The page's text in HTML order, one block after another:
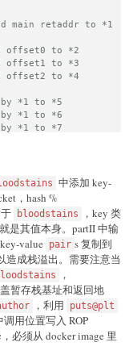
main retaddr to *1
offset0 to *2
offset1 to *3
offset2 to *4
*1 to *5
*1 to *6
*1 to *7
write *5 to *retaddr
ret;'
).__next__() -
# offset2
中添加 key-
，hash %
bloodstains
，key 类
是其值本身。partII 中输
value
pair s 复制到
造成栈溢出。需要注意当
，
暂存栈基址和返回地
，利用 puts@plt
用位置写入 ROP
必须从 docker image 里